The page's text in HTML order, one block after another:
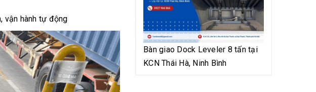
vận hành tự động
Bàn giao Dock Leveler 8 tấn tại
KCN Thái Hà, Ninh Bình